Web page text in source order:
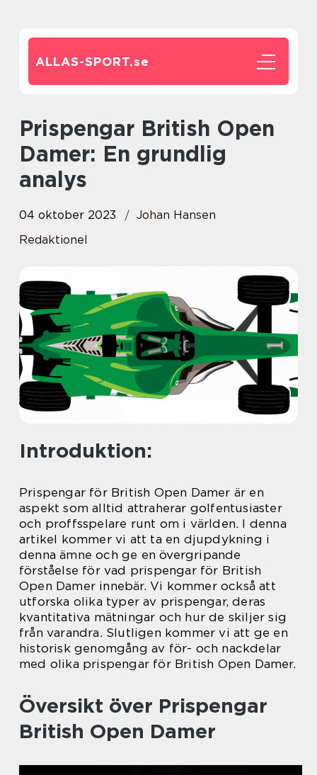
ALLAS-SPORT.se
Prispengar British Open
Damer: En grundlig
analys
04 oktober 2023
Johan Hansen
Redaktionel
Introduktion:
Prispengar för British Open Damer är en
aspekt som alltid attraherar golfentusiaster
och proffsspelare runt om i världen. I denna
artikel kommer vi att ta en djupdykning i
denna ämne och ge en övergripande
förståelse för vad prispengar för British
Open Damer innebär. Vi kommer också att
utforska olika typer av prispengar, deras
kvantitativa mätningar och hur de skiljer sig
från varandra. Slutligen kommer vi att ge en
historisk genomgång av för- och nackdelar
med olika prispengar för British Open Damer.
Översikt över Prispengar
British Open Damer